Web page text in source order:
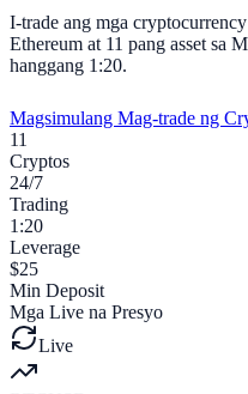
I-trade ang mga
Ethereum at 11 pang asset sa
hanggang 1:20.
Magsimulang Mag-trade ng
11
Cryptos
24/7
Trading
1:20
Leverage
$25
Min Deposit
Mga Live na Presyo
Live